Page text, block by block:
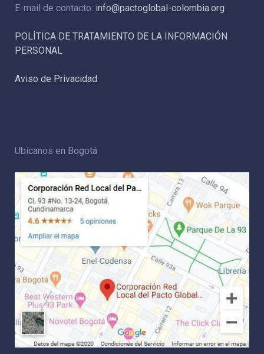
E-mail de contacto: info@pactoglobal-colombia.org
POLÍTICA DE TRATAMIENTO DE LA INFORMACIÓN
PERSONAL
Aviso de Privacidad
Ubícanos en Bogotá